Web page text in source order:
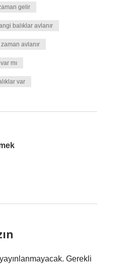
gelir
balıklar avlanır
avlanır
mı
var
Gerekli